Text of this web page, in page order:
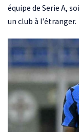
équipe de Serie A,
un club à l’étranger.